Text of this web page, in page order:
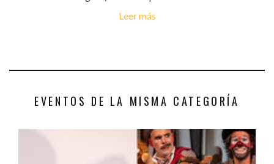
Leer más
EVENTOS DE LA MISMA CATEGORÍA